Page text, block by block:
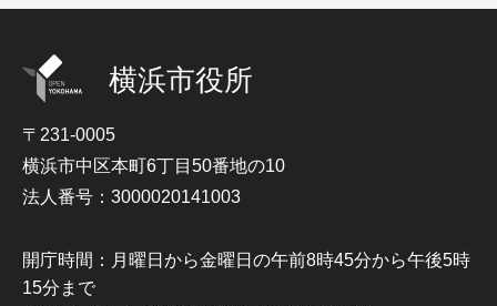
横浜市役所
〒231-0005
横浜市中区本町6丁目50番地の10
法人番号：3000020141003
開庁時間：月曜日から金曜日の午前8時45分から午後5時
15分まで